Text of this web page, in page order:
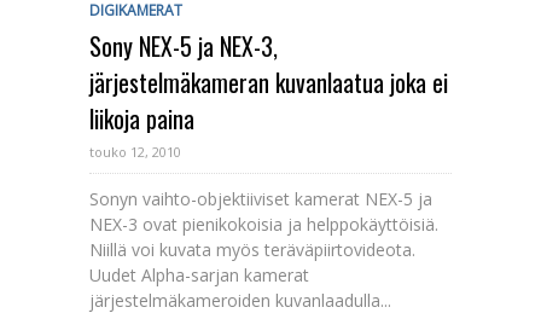
DIGIKAMERAT
Sony NEX-5 ja NEX-3,
järjestelmäkameran kuvanlaatua joka ei
liikoja paina
touko 12, 2010
Sonyn vaihto-objektiiviset kamerat NEX-5 ja
NEX-3 ovat pienikokoisia ja helppokäyttöisiä.
Niillä voi kuvata myös teräväpiirtovideota.
Uudet Alpha-sarjan kamerat
järjestelmäkameroiden kuvanlaadulla...